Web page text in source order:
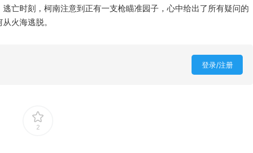
亡时刻，柯南注意到正有一支枪瞄准园子，心中给出了所有疑问的
火海逃脱。
登录/注册
2